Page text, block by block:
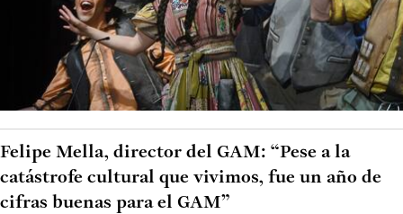
Felipe Mella, director del GAM: “Pese a la
catástrofe cultural que vivimos, fue un año de
cifras buenas para el GAM”